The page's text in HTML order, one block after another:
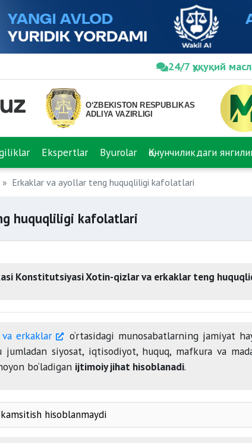
24/7 ҳуқуқий
Ekspertlar Byurolar Қонунчиликдаги
Erkaklar va ayollar teng huquqliligi kafolatlari
huquqliligi kafolatlari
Konstitutsiyasi Xotin-qizlar va erkaklar teng
erkaklar
o‘rtasidagi munosabatlarning jamiyat
jumladan siyosat, iqtisodiyot, huquq, mafkura va
bo‘ladigan ijtimoiy jihat hisoblanadi.
hisoblanmaydi